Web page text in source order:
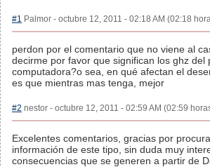
#1 Palmor - octubre 12, 2011 - 02:18 AM (02:18
perdon por el comentario que no viene al
decirme por favor que significan los ghz del
computadora?o sea, en qué afectan el
es que mientras mas tenga, mejor
#2 nestor - octubre 12, 2011 - 02:59 AM (02:59
Excelentes comentarios, gracias por
información de este tipo, sin duda muy
consecuencias que se generen a partir de